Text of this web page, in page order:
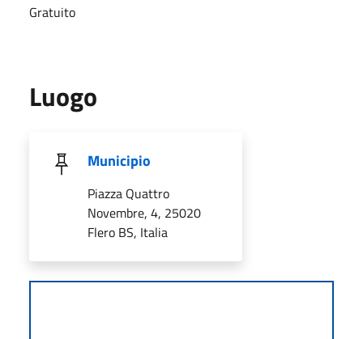
Gratuito
Luogo
Municipio
Piazza Quattro
Novembre, 4, 25020
Flero BS, Italia